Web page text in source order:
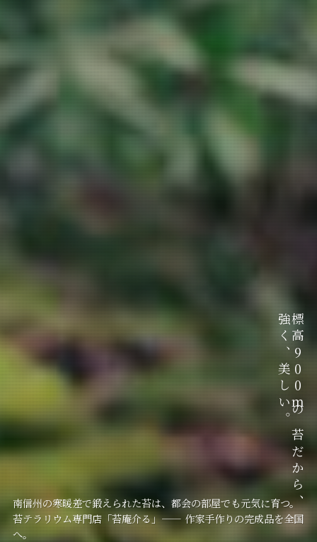
標高900mの苔だから、
強く、美しい。
南信州の寒暖差で鍛えられた苔は、都会の部屋でも元気に育つ。
苔テラリウム専門店「苔庵介る」—— 作家手作りの完成品を全国
へ。
標高900mの苔だから、
強く、美しい。
南信州の寒暖差で鍛えられた苔は、都会の部屋でも元気に育つ。
苔テラリウム専門店「苔庵介る」—— 作家手作りの完成品を全国
へ。
標高900mの苔だから、
強く、美しい。
南信州の寒暖差で鍛えられた苔は、都会の部屋でも元気に育つ。
苔テラリウム専門店「苔庵介る」—— 作家手作りの完成品を全国
へ。